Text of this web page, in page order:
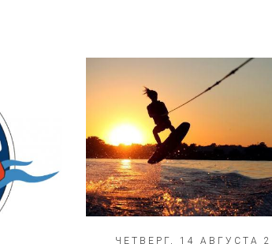
ЧЕТВЕРГ, 14 АВГУСТА